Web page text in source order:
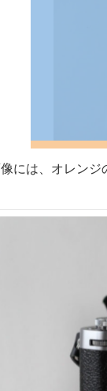
には、オレン